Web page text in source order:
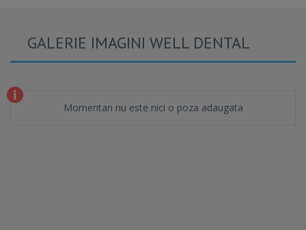
GALERIE IMAGINI WELL DENTAL
Momentan nu este nici o poza adaugata